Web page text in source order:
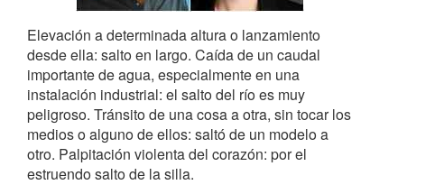
Elevación a determinada altura o lanzamiento
desde ella: salto en largo. Caída de un caudal
importante de agua, especialmente en una
instalación industrial: el salto del río es muy
peligroso. Tránsito de una cosa a otra, sin tocar los
medios o alguno de ellos: saltó de un modelo a
otro. Palpitación violenta del corazón: por el
estruendo salto de la silla.